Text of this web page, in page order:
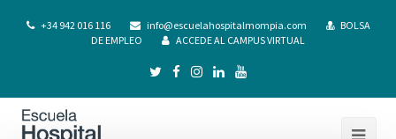
+34 942 016 116 info@escuelahospitalmompia.com
BOLSA
DE EMPLEO
ACCEDE AL CAMPUS VIRTUAL